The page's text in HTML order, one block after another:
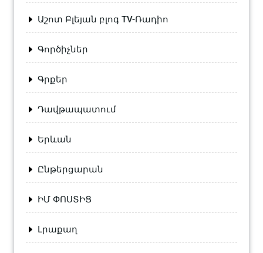
Աշոտ Բլեյան բլոգ TV-Ռադիո
Գործիչներ
Գրքեր
Դավթապատում
Երևան
Ընթերցարան
ԻՄ ՓՈՍՏԻՑ
Լրաքաղ